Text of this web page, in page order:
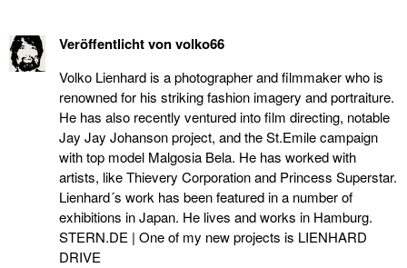
Veröffentlicht vonvolko66
Volko Lienhard is a photographer and filmmaker who is
renowned for his striking fashion imagery and portraiture.
He has also recently ventured into film directing, notable
Jay Jay Johanson project, and the St.Emile campaign
with top model Malgosia Bela. He has worked with
artists, like Thievery Corporation and Princess Superstar.
Lienhard´s work has been featured in a number of
exhibitions in Japan. He lives and works in Hamburg.
STERN.DE | One of my new projects is LIENHARD
DRIVE